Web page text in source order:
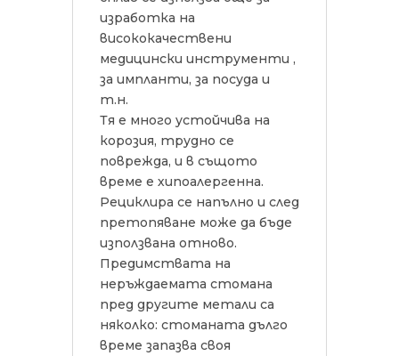
изработка на
висококачествени
медицински инструменти ,
за импланти, за посуда и
т.н.
Тя е много устойчива на
корозия, трудно се
поврежда, и в същото
време е хипоалергенна.
Рециклира се напълно и след
претопяване може да бъде
използвана отново.
Предимствата на
неръждаемата стомана
пред другите метали са
няколко: стоманата дълго
време запазва своя